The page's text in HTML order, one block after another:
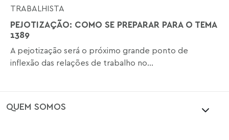
TRABALHISTA
PEJOTIZAÇÃO: COMO SE PREPARAR PARA O TEMA
1389
A pejotização será o próximo grande ponto de
inflexão das relações de trabalho no...
QUEM SOMOS